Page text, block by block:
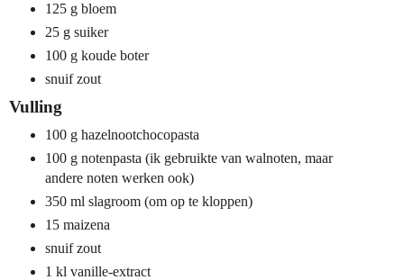
125 g bloem
25 g suiker
100 g koude boter
snuif zout
Vulling
100 g hazelnootchocopasta
100 g notenpasta (ik gebruikte van walnoten, maar
andere noten werken ook)
350 ml slagroom (om op te kloppen)
15 maizena
snuif zout
1 kl vanille-extract